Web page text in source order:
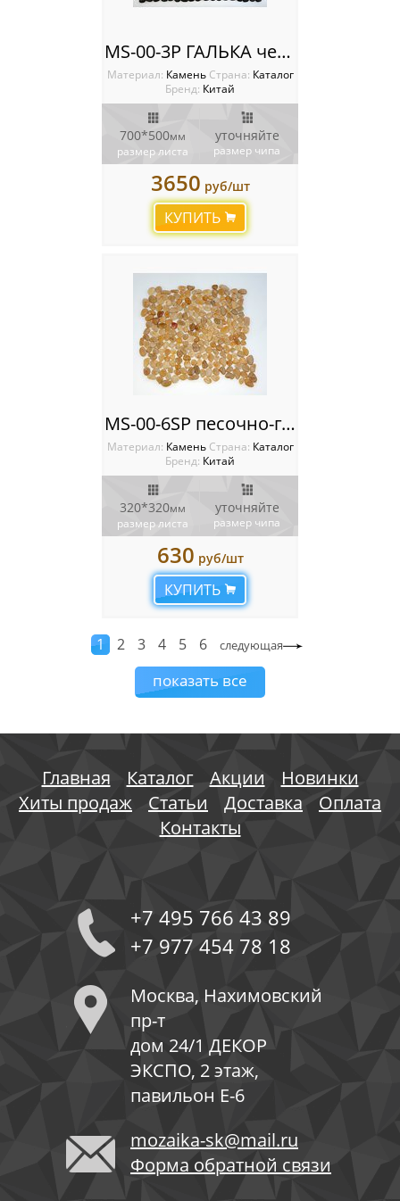
MS-00-3P ГАЛЬКА черная
Материал: Камень Cтрана: Каталог
Бренд: Китай
700*500мм
размер листа
уточняйте
размер чипа
3650 руб/шт
КУПИТЬ
MS-00-6SP песочно-глянцевая ГАЛЬКА крупная
Материал: Камень Cтрана: Каталог
Бренд: Китай
320*320мм
размер листа
уточняйте
размер чипа
630 руб/шт
КУПИТЬ
1 2 3 4 5 6 следующая
показать все
Главная Каталог Акции
Новинки
Хиты продаж
Статьи Доставка
Оплата
Контакты
+7 495 766 43 89
+7 977 454 78 18
Москва, Нахимовский
пр-т
дом 24/1 ДЕКОР
ЭКСПО, 2 этаж,
павильон Е-6
mozaika-sk@mail.ru
Форма обратной связи